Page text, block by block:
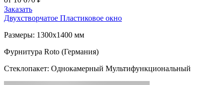
Заказать
Двухстворчатое Пластиковое окно
Размеры: 1300x1400 мм
Фурнитура Roto (Германия)
Стеклопакет: Однокамерный Мультифункциональный